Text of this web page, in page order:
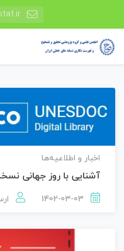
اخبار و اطلاعیه‌ها
آشنایی با روز جهانی